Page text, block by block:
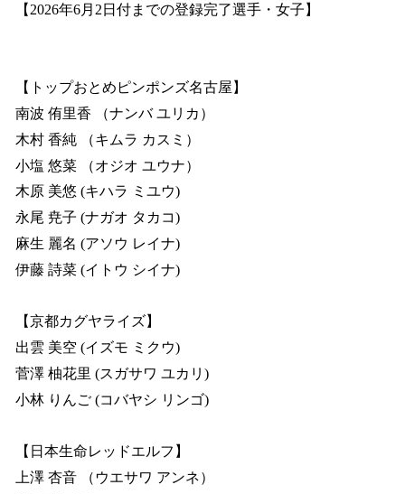
【2026年6月2日付までの登録完了選手・女子】
【トップおとめピンポンズ名古屋】
南波 侑里香 （ナンバ ユリカ）
木村 香純 （キムラ カスミ）
小塩 悠菜 （オジオ ユウナ）
木原 美悠 (キハラ ミユウ)
永尾 尭子 (ナガオ タカコ)
麻生 麗名 (アソウ レイナ)
伊藤 詩菜 (イトウ シイナ)
【京都カグヤライズ】
出雲 美空 (イズモ ミクウ)
菅澤 柚花里 (スガサワ ユカリ)
小林 りんご (コバヤシ リンゴ)
【日本生命レッドエルフ】
上澤 杏音 （ウエサワ アンネ）